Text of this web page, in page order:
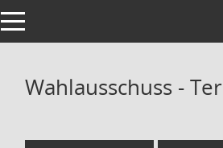
Toggle navigation
Wahlausschuss -